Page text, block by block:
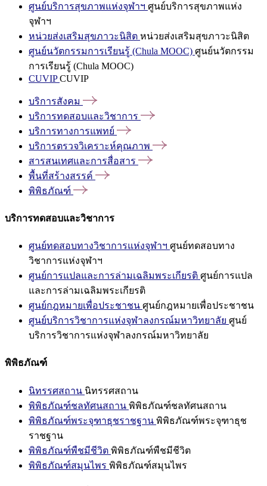
ศูนย์บริการสุขภาพแห่งจุฬาฯ ศูนย์บริการสุขภาพแห่ง
จุฬาฯ
หน่วยส่งเสริมสุขภาวะนิสิต หน่วยส่งเสริมสุขภาวะนิสิต
ศูนย์นวัตกรรมการเรียนรู้ (Chula MOOC) ศูนย์นวัตกรรม
การเรียนรู้ (Chula MOOC)
CUVIPCUVIP
บริการสังคม
บริการทดสอบและวิชาการ
บริการทางการแพทย์
บริการตรวจวิเคราะห์คุณภาพ
สารสนเทศและการสื่อสาร
พื้นที่สร้างสรรค์
พิพิธภัณฑ์
บริการทดสอบและวิชาการ
ศูนย์ทดสอบทางวิชาการแห่งจุฬาฯ ศูนย์ทดสอบทาง
วิชาการแห่งจุฬาฯ
ศูนย์การแปลและการล่ามเฉลิมพระเกียรติ ศูนย์การแปล
และการล่ามเฉลิมพระเกียรติ
ศูนย์กฎหมายเพื่อประชาชน ศูนย์กฎหมายเพื่อประชาชน
ศูนย์บริการวิชาการแห่งจุฬาลงกรณ์มหาวิทยาลัย ศูนย์
บริการวิชาการแห่งจุฬาลงกรณ์มหาวิทยาลัย
พิพิธภัณฑ์
นิทรรศสถาน นิทรรศสถาน
พิพิธภัณฑ์ชลทัศนสถาน พิพิธภัณฑ์ชลทัศนสถาน
พิพิธภัณฑ์พระจุฑาธุชราชฐาน พิพิธภัณฑ์พระจุฑาธุช
ราชฐาน
พิพิธภัณฑ์พืชมีชีวิต พิพิธภัณฑ์พืชมีชีวิต
พิพิธภัณฑ์สมุนไพร พิพิธภัณฑ์สมุนไพร